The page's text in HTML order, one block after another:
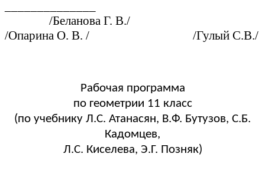
/Беланова Г. В./
/Опарина О. В. / /Гулый С.В./
Рабочая программа
по геометрии 11 класс
(по учебнику Л.С. Атанасян, В.Ф. Бутузов, С.Б.
Кадомцев,
Л.С. Киселева, Э.Г. Позняк)